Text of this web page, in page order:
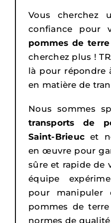
Vous cherchez
confiance pour
pommes de
cherchez plus !
là pour répondre
en matière de
Nous sommes
transports de
Saint-Brieuc et
en œuvre pour
sûre et rapide de
équipe
pour manipuler
pommes de
normes de